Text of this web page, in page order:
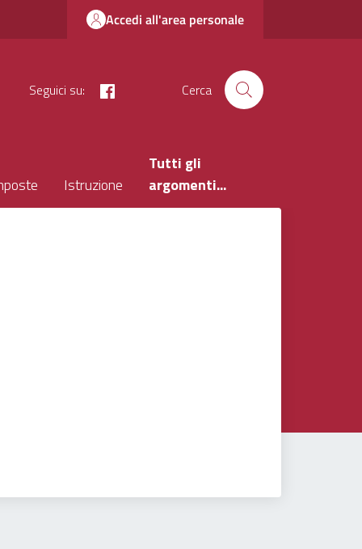
Accedi all'area personale
Seguici su: Cerca
Istruzione
Tutti gli
argomenti...